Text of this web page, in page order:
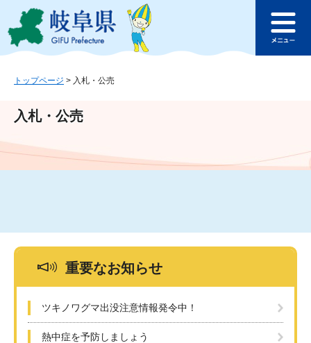
ジ
ュ
文
このページの本文へ
ュ
トップページ > 入札・公売
入札・公売
重要なお知らせ
ツキノワグマ出没注意情報発令中！
熱中症を予防しましょう